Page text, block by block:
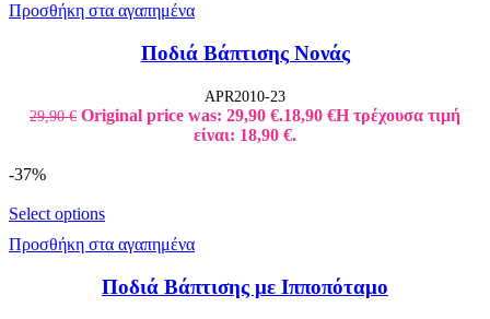
Προσθήκη στα αγαπημένα
Ποδιά Βάπτισης Νονάς
APR2010-23
29,90€ Original price was: 29,90 €.18,90 €Η τρέχουσα τιμή
είναι: 18,90 €.
-37%
Select options
Προσθήκη στα αγαπημένα
Ποδιά Βάπτισης με Ιπποπόταμο